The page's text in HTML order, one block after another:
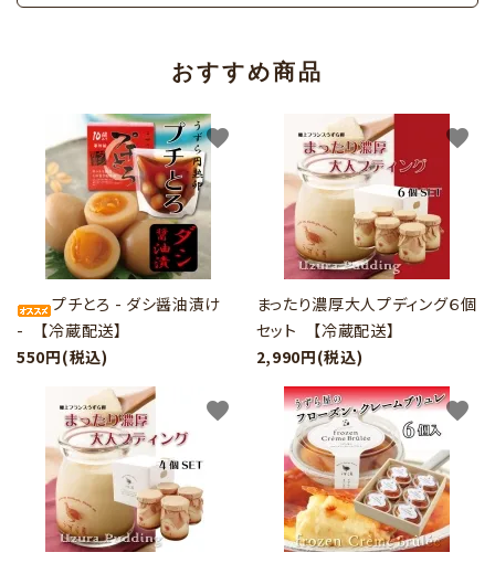
おすすめ商品
プチとろ - ダシ醤油漬け
- 【冷蔵配送】
550円(税込)
favorite
まったり濃厚大人プディング６個
セット 【冷蔵配送】
2,990円(税込)
favorite
favorite favorite